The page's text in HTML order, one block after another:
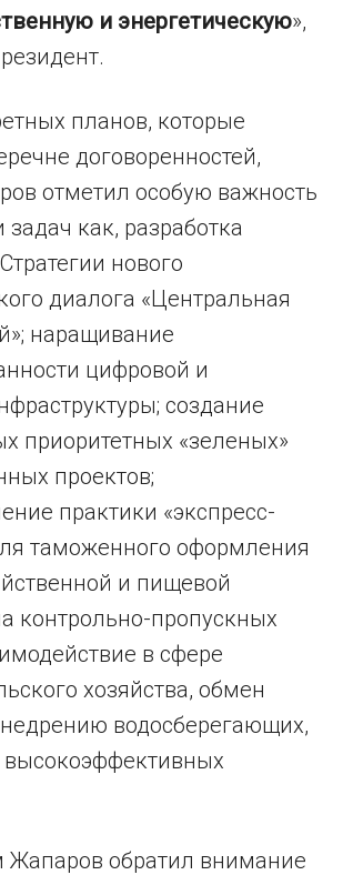
и энергетическую»,
планов, которые
договоренностей,
отметил особую важность
задач как, разработка
нового
диалога «Центральная
наращивание
цифровой и
создание
приоритетных «зеленых»
проектов;
практики «экспресс-
таможенного оформления
и пищевой
контрольно-пропускных
в сфере
хозяйства, обмен
водосберегающих,
высокоэффективных
Жапаров обратил внимание